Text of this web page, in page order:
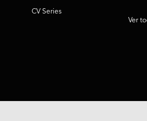
CV Series
Ver